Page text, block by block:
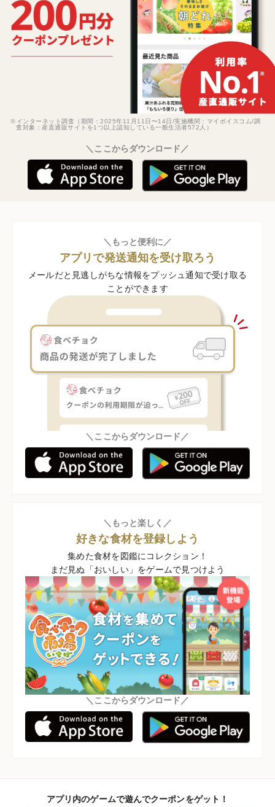
※インターネット調査（期間：2025年11月11日〜14日/実施機関：マイボイスコム/調
査対象：産直通販サイトを1つ以上認知している一般生活者572人）
＼ここからダウンロード／
＼もっと便利に／
アプリで発送通知を受け取ろう
メールだと見逃しがちな情報をプッシュ通知で受け取る
ことができます
＼ここからダウンロード／
＼もっと楽しく／
好きな食材を登録しよう
集めた食材を図鑑にコレクション！
まだ見ぬ「おいしい」をゲームで見つけよう
＼ここからダウンロード／
アプリ内のゲームで遊んでクーポンをゲット！